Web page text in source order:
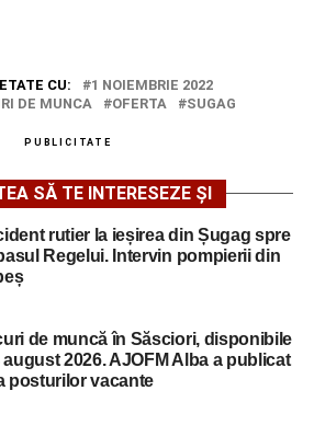
CU:
1 NOIEMBRIE 2022
DE MUNCA OFERTA SUGAG
PUBLICITATE
SĂ TE INTERESEZE ȘI
rutier la ieșirea din Șugag spre
Regelui. Intervin pompierii din
de muncă în Săsciori, disponibile
august 2026. AJOFM Alba a publicat
posturilor vacante